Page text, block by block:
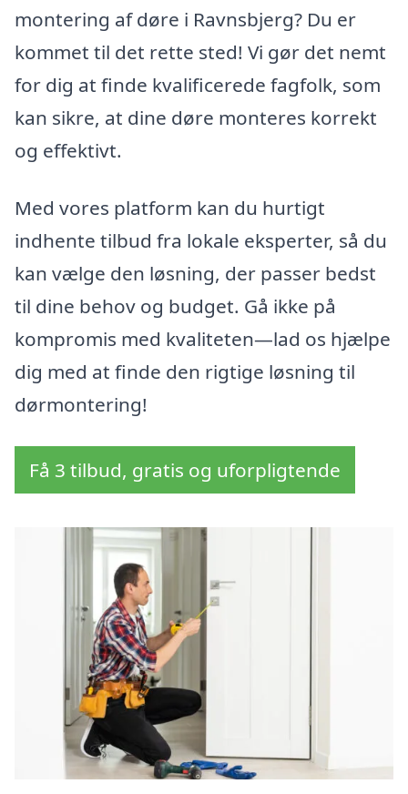
montering af døre i Ravnsbjerg? Du er
kommet til det rette sted! Vi gør det nemt
for dig at finde kvalificerede fagfolk, som
kan sikre, at dine døre monteres korrekt
og effektivt.
Med vores platform kan du hurtigt
indhente tilbud fra lokale eksperter, så du
kan vælge den løsning, der passer bedst
til dine behov og budget. Gå ikke på
kompromis med kvaliteten—lad os hjælpe
dig med at finde den rigtige løsning til
dørmontering!
Få 3 tilbud, gratis og uforpligtende